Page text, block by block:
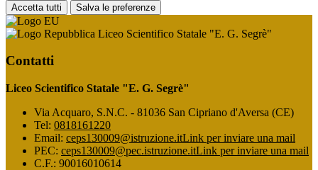
Accetta tutti Salva le preferenze
Liceo Scientifico Statale "E. G. Segrè"
Contatti
Liceo Scientifico Statale "E. G. Segrè"
Via Acquaro, S.N.C. - 81036 San Cipriano d'Aversa (CE)
Tel: 0818161220
Email: ceps130009@istruzione.itLink per inviare una mail
PEC: ceps130009@pec.istruzione.itLink per inviare una mail
C.F.: 90016010614